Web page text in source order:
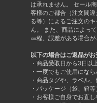
は承れません。 セール
客様のご都合（注文間
る等）によるご注文の
ん。 また、商品によっ
㎝程、誤差がある場合が
以下の場合はご返品がお
・商品受取日から3日以
・一度でもご使用にな
・商品タグや、ラベル
・パッケージ（袋、箱
・お客様ご自身でお直